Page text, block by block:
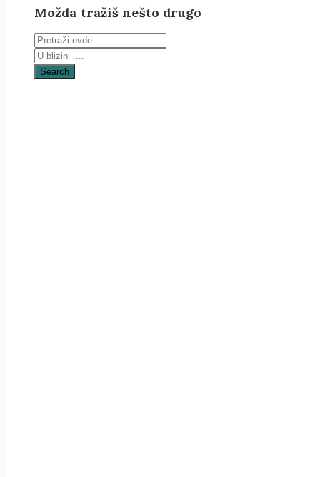
Možda tražiš nešto drugo
Search